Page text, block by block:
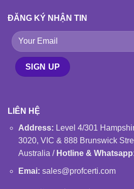
ĐĂNG KÝ NHẬN TIN
LIÊN HỆ
Address: Level 4/301
3020, VIC & 888 Brunswick
Australia / Hotline &
Emai: sales@profcerti.com